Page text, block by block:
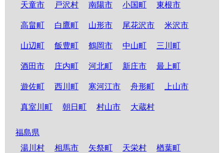
天童市 戸沢村 南陽市 小国町 東根市
高畠町 白鷹町 山形市 尾花沢市 米沢市
山辺町 飯豊町 鶴岡市 中山町 三川町
酒田市 庄内町 河北町 新庄市 最上町
遊佐町 西川町 寒河江市 舟形町 上山市
真室川町 朝日町 村山市 大蔵村
福島県
湯川村
相馬市 矢祭町 天栄村 楢葉町